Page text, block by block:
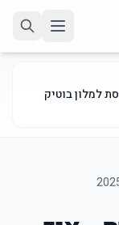
למלון בוטיק